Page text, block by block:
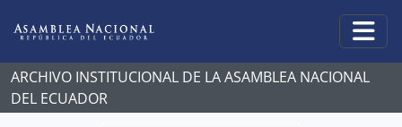
ARCHIVO INSTITUCIONAL DE LA ASAMBLEA NACIONAL
DEL ECUADOR